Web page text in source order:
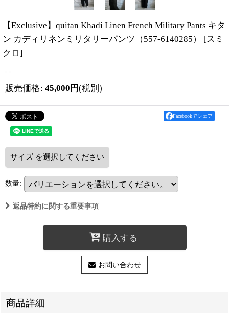
【Exclusive】quitan Khadi Linen French Military Pants キタ
ン カディリネンミリタリーパンツ（557-6140285）
[スミ
クロ]
販売価格: 45,000 円(税別)
Facebookでシェア
サイズ を選択してください
数量:
返品特約に関する重要事項
購入する
お問い合わせ
商品詳細